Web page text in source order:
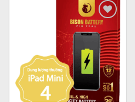
Add to
wishlist